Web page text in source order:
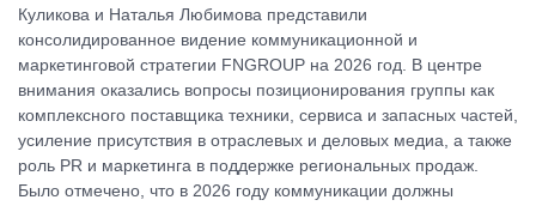
Куликова и Наталья Любимова представили
консолидированное видение коммуникационной и
маркетинговой стратегии FNGROUP на 2026 год. В центре
внимания оказались вопросы позиционирования группы как
комплексного поставщика техники, сервиса и запасных частей,
усиление присутствия в отраслевых и деловых медиа, а также
роль PR и маркетинга в поддержке региональных продаж.
Было отмечено, что в 2026 году коммуникации должны